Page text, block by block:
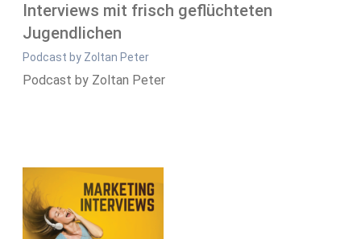
Interviews mit frisch geflüchteten
Jugendlichen
Podcast by Zoltan Peter
Podcast by Zoltan Peter